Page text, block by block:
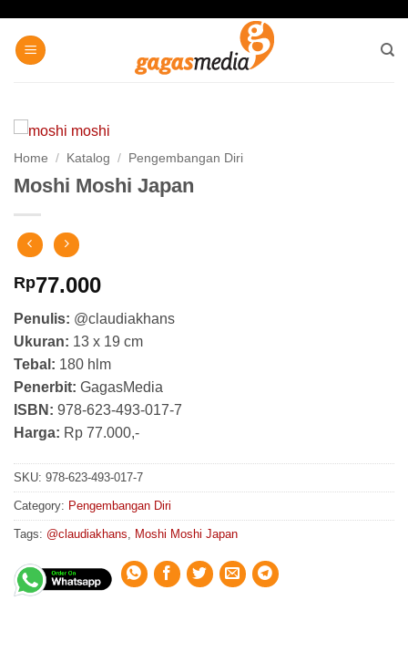
content
Home / Katalog / Pengembangan Diri
Moshi Moshi Japan
Rp77.000
Penulis: @claudiakhans
Ukuran: 13 x 19 cm
Tebal: 180 hlm
Penerbit: GagasMedia
ISBN: 978-623-493-017-7
Harga: Rp 77.000,-
SKU: 978-623-493-017-7
Category: Pengembangan Diri
Tags: @claudiakhans Moshi Moshi Japan